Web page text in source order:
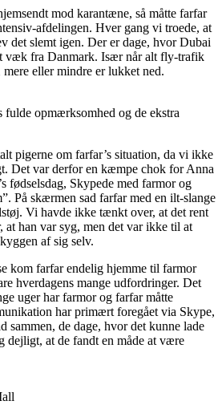
mod karantæne, så måtte farfar
afdelingen. Hver gang vi troede, at
det slemt igen. Der er dage, hvor Dubai
væk fra Danmark. Især når alt fly-trafik
eller mindre er lukket ned.
fulde opmærksomhed og de ekstra
pigerne om farfar’s situation, da vi ikke
Det var derfor en kæmpe chok for Anna
fødselsdag, Skypede med farmor og
På skærmen sad farfar med en ilt-slange
Vi havde ikke tænkt over, at det rent
at han var syg, men det var ikke til at
af sig selv.
kom farfar endelig hjemme til farmor
hverdagens mange udfordringer. Det
uger har farmor og farfar måtte
har primært foregået via Skype,
sammen, de dage, hvor det kunne lade
dejligt, at de fandt en måde at være